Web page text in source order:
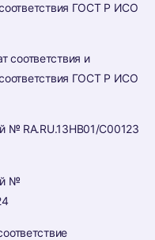
ГОСТ Р ИСО
и
ГОСТ Р ИСО
№ RA.RU.13HB01/C00123
№